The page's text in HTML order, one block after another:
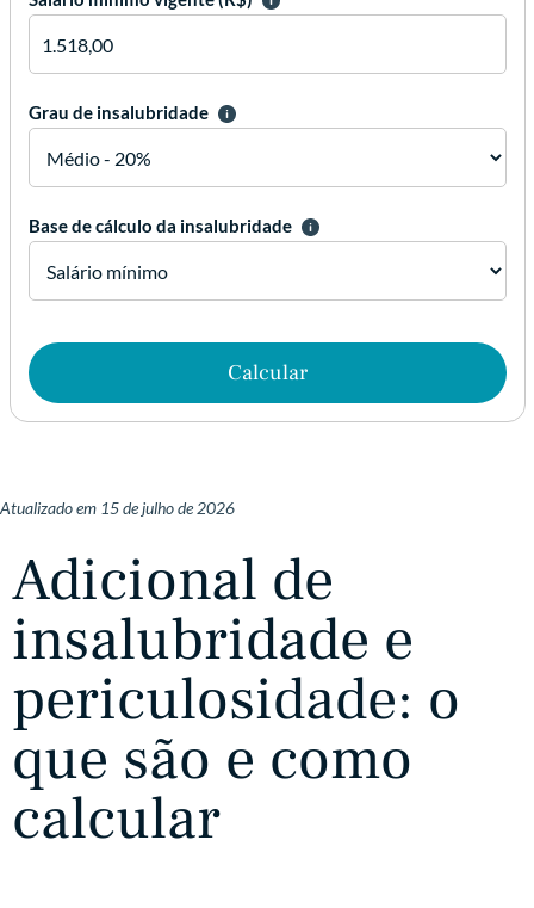
Grau de insalubridade
Base de cálculo da insalubridade
Calcular
Atualizado em 15 de julho de 2026
Adicional de
insalubridade e
periculosidade: o
que são e como
calcular